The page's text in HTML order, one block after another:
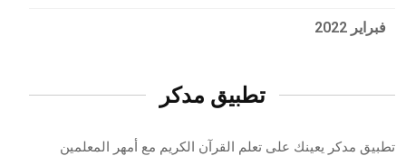
فبراير 2022
تطبيق مدكر
تطبيق مدكر يعينك على تعلم القرآن الكريم مع أمهر المعلمين